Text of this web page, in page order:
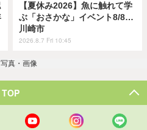
【夏休み2026】魚に触れて学
ぶ「おさかな」イベント8/8…
川崎市
2026.8.7 Fri 10:45
写真・画像
TOP